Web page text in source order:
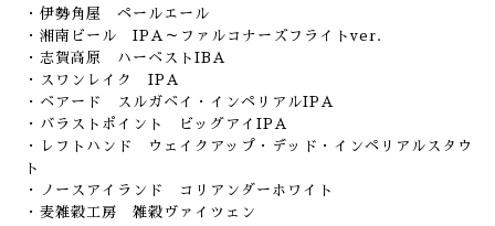
・伊勢角屋 ペールエール
・湘南ビール IPA～ファルコナーズフライトver.
・志賀高原 ハーベストIBA
・スワンレイク IPA
・ベアード スルガベイ・インペリアルIPA
・バラストポイント ビッグアイIPA
・レフトハンド ウェイクアップ・デッド・インペリアルスタウ
ト
・ノースアイランド コリアンダーホワイト
・麦雑穀工房 雑穀ヴァイツェン